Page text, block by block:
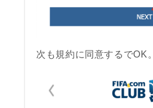
次も規約に同意するでOK。